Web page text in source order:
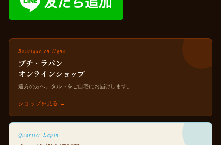
Boutique en ligne
プチ・ラパン
オンラインショップ
遠方の方へ。タルトをご自宅にお届けします。
ショップを見る →
Quartier Lapin